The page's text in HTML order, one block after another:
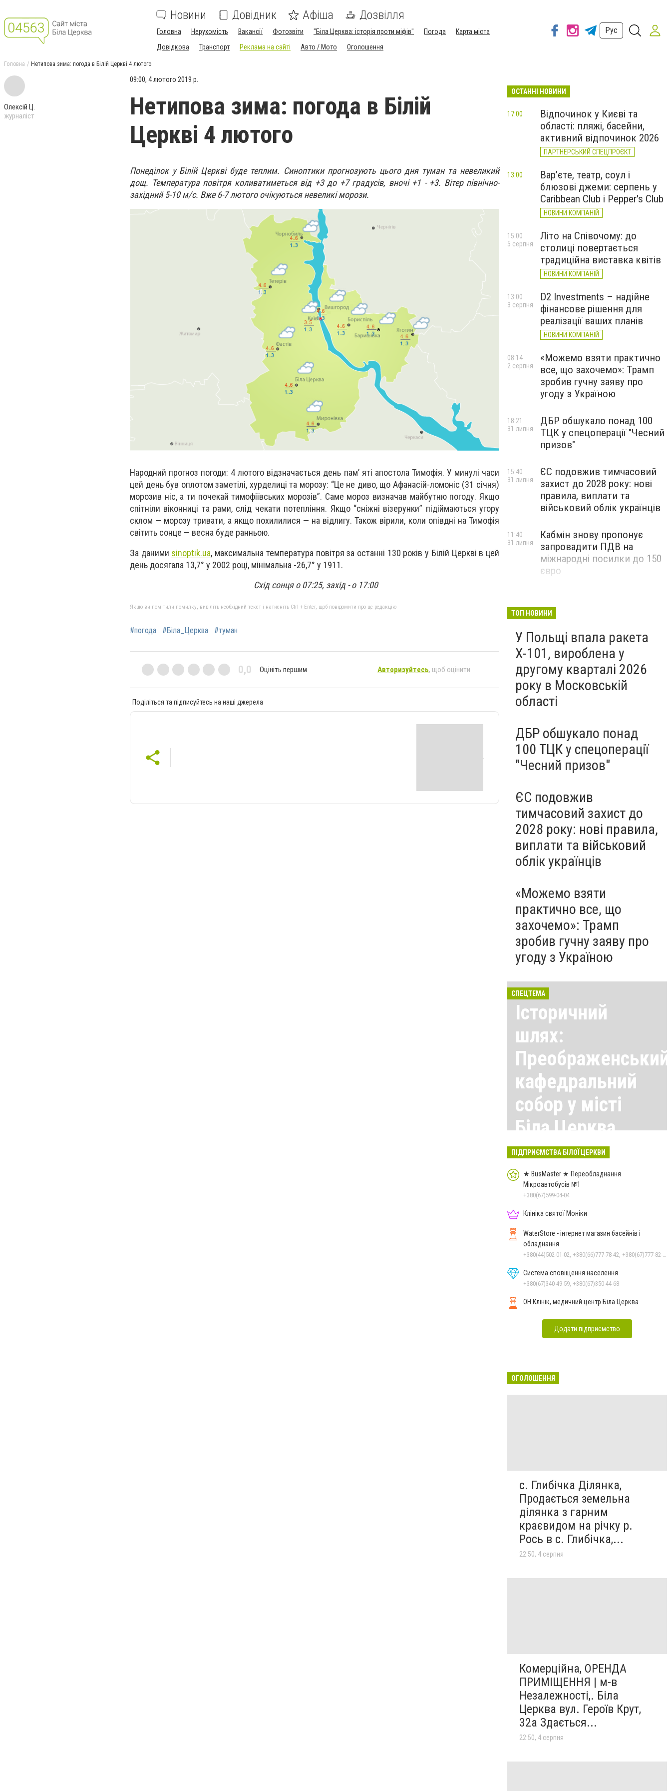
Новини Довідник Афіша Дозвілля
Головна Нерухомість Вакансії Фотозвіти "Біла Церква: історія проти міфів" Погода
Карта міста
Довідкова
Транспорт Реклама на сайті Авто / Мото Оголошення
Рус
Головна Нетипова зима: погода в Білій Церкві 4 лютого
Олексій Ц.
журналіст
09:00, 4 лютого 2019 р.
Нетипова зима: погода в Білій
Церкві 4 лютого
Понеділок у Білій Церкві буде теплим. Синоптики прогнозують цього дня туман та невеликий
дощ. Температура повітря коливатиметься від +3 до +7 градусів, вночі +1 - +3. Вітер північно-
західний 5-10 м/с. Вже 6-7 лютого очікуються невеликі морози.
Народний прогноз погоди: 4 лютого відзначається день пам’ яті апостола Тимофія. У минулі часи
цей день був оплотом заметілі, хурделиці та морозу: “Це не диво, що Афанасій-ломоніс (31 січня)
морозив ніс, а ти почекай тимофіївських морозів”. Саме мороз визначав майбутню погоду. Якщо
спітніли віконниці та рами, слід чекати потепління. Якщо “сніжні візерунки” підіймаються угору
склом — морозу тривати, а якщо похилилися — на відлигу. Також вірили, коли опівдні на Тимофія
світить сонце — весна буде ранньою.
За даними sinoptik.ua, максимальна температура повітря за останні 130 років у Білій Церкві в цей
день досягала 13,7° у 2002 році, мінімальна -26,7° у 1911.
Схід сонця о 07:25, захід - о 17:00
Якщо ви помітили помилку, виділіть необхідний текст і натисніть Ctrl + Enter, щоб повідомити про це редакцію
#погода #Біла_Церква #туман
0,0 Оцініть першим Авторизуйтесь, щоб оцінити
Поділіться та підписуйтесь на наші джерела
ОСТАННІ НОВИНИ
Відпочинок у Києві та
області: пляжі, басейни,
активний відпочинок 2026
ПАРТНЕРСЬКИЙ СПЕЦПРОЄКТ
17:00
Вар’єте, театр, соул і
блюзові джеми: серпень у
Caribbean Club і Pepper's Club
НОВИНИ КОМПАНІЙ
13:00
Літо на Співочому: до
столиці повертається
традиційна виставка квітів
НОВИНИ КОМПАНІЙ
15:00
5 серпня
D2 Investments – надійне
фінансове рішення для
реалізації ваших планів
НОВИНИ КОМПАНІЙ
13:00
3 серпня
«Можемо взяти практично
все, що захочемо»: Трамп
зробив гучну заяву про
угоду з Україною
08:14
2 серпня
ДБР обшукало понад 100
ТЦК у спецоперації "Чесний
призов"
18:21
31 липня
ЄС подовжив тимчасовий
захист до 2028 року: нові
правила, виплати та
військовий облік українців
15:40
31 липня
Кабмін знову пропонує
запровадити ПДВ на
міжнародні посилки до 150
євро
11:40
31 липня
ТОП НОВИНИ
У Польщі впала ракета
Х-101, вироблена у
другому кварталі 2026
року в Московській
області
ДБР обшукало понад
100 ТЦК у спецоперації
"Чесний призов"
ЄС подовжив
тимчасовий захист до
2028 року: нові правила,
виплати та військовий
облік українців
«Можемо взяти
практично все, що
захочемо»: Трамп
зробив гучну заяву про
угоду з Україною
СПЕЦТЕМА
Історичний
шлях:
Преображенський
кафедральний
собор у місті
Біла Церква
Всі матеріали тут
ПІДПРИЄМСТВА БІЛОЇ ЦЕРКВИ
★ BusMaster ★ Переобладнання
Мікроавтобусів №1
+380(67)599-04-04
Клініка святої Моніки
WaterStore - інтернет магазин басейнів і
обладнання
Система сповіщення населення
+380(67)340-49-59, +380(67)350-44-68
ОН Клінік, медичний центр Біла Церква
Додати підприємство
ОГОЛОШЕННЯ
с. Глибічка Ділянка,
Продається земельна
ділянка з гарним
краєвидом на річку р.
Рось в с. Глибічка,...
22:50, 4 серпня
Комерційна, ОРЕНДА
ПРИМІЩЕННЯ | м-в
Незалежності,. Біла
Церква вул. Героїв Крут,
32а Здається...
22:50, 4 серпня